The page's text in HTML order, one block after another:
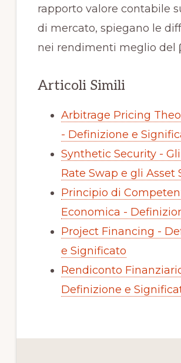
rapporto valore contabile
di mercato, spiegano le
nei rendimenti meglio del
Articoli Simili
Arbitrage Pricing
- Definizione e
Synthetic Security -
Rate Swap e gli Asset
Principio di
Economica -
Project Financing -
e Significato
Rendiconto
Definizione e